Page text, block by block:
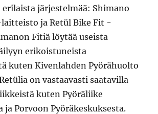
järjestelmää: Shimano
ja Retül Bike Fit -
Fitiä löytää useista
erikoistuneista
kuten Kivenlahden Pyörähuolto
on vastaavasti saatavilla
kuten Pyöräliike
ja Porvoon Pyöräkeskuksesta.